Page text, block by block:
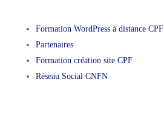
Formation WordPress à distance CPF
Partenaires
Formation création site CPF
Réseau Social CNFN